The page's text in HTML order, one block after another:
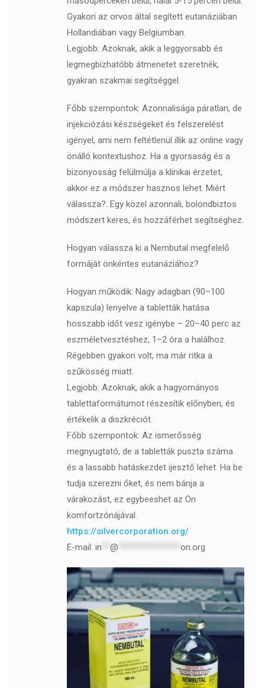
Gyakori az orvos által segített eutanáziában
Hollandiában vagy Belgiumban.
Legjobb: Azoknak, akik a leggyorsabb és
legmegbízhatóbb átmenetet szeretnék,
gyakran szakmai segítséggel.
Főbb szempontok: Azonnalisága páratlan, de
injekciózási készségeket és felszerelést
igényel, ami nem feltétlenül illik az online vagy
önálló kontextushoz. Ha a gyorsaság és a
bizonyosság felülmúlja a klinikai érzetet,
akkor ez a módszer hasznos lehet. Miért
válassza?: Egy közel azonnali, bolondbiztos
módszert keres, és hozzáférhet segítséghez.
Hogyan válassza ki a Nembutal megfelelő
formáját önkéntes eutanáziához?
Hogyan működik: Nagy adagban (90–100
kapszula) lenyelve a tabletták hatása
hosszabb időt vesz igénybe – 20–40 perc az
eszméletvesztéshez, 1–2 óra a halálhoz.
Régebben gyakori volt, ma már ritka a
szűkösség miatt.
Legjobb: Azoknak, akik a hagyományos
tablettaformátumot részesítik előnyben, és
értékelik a diszkréciót.
Főbb szempontok: Az ismerősség
megnyugtató, de a tabletták puszta száma
és a lassabb hatáskezdet ijesztő lehet. Ha be
tudja szerezni őket, és nem bánja a
várakozást, ez egybeeshet az Ön
komfortzónájával.
https://silvercorporation.org/
E-mail: in @ on.org